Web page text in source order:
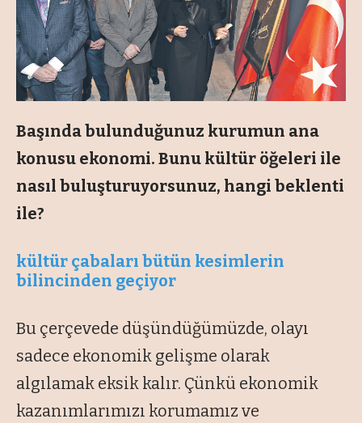
Başında bulunduğunuz kurumun ana
konusu ekonomi. Bunu kültür öğeleri ile
nasıl buluşturuyorsunuz, hangi beklenti
ile?
kültür çabaları bütün kesimlerin
bilincinden geçiyor
Bu çerçevede düşündüğümüzde, olayı
sadece ekonomik gelişme olarak
algılamak eksik kalır. Çünkü ekonomik
kazanımlarımızı korumamız ve